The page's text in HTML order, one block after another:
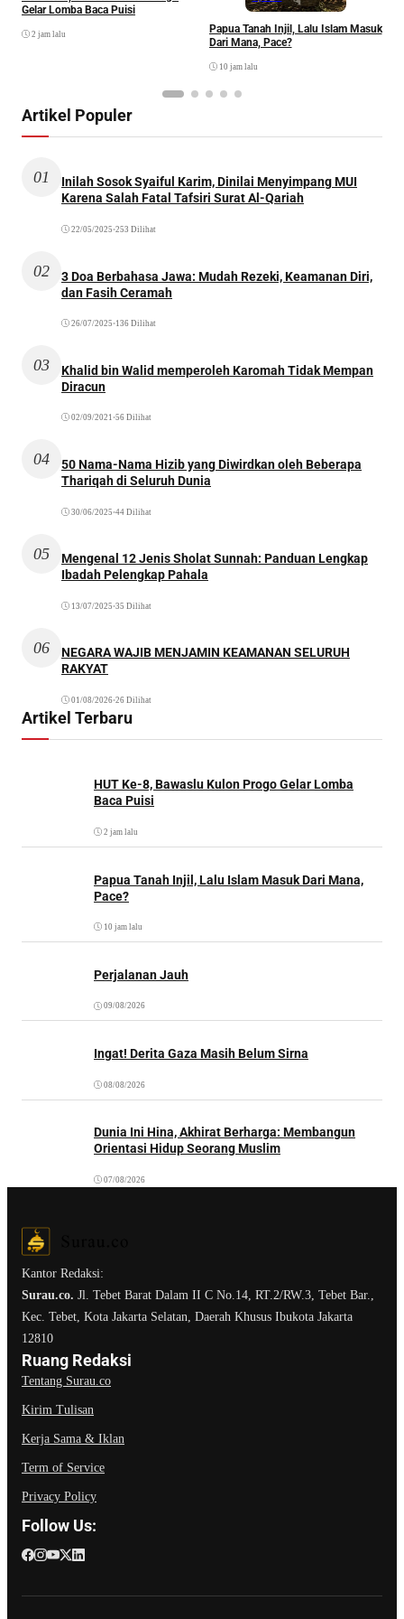
Gelar Lomba Baca Puisi
2 jam lalu
Papua Tanah Injil, Lalu Islam Masuk
Dari Mana, Pace?
10 jam lalu
Artikel Populer
01
Inilah Sosok Syaiful Karim, Dinilai Menyimpang MUI
Karena Salah Fatal Tafsiri Surat Al-Qariah
22/05/2025 •253 Dilihat
02
3 Doa Berbahasa Jawa: Mudah Rezeki, Keamanan Diri,
dan Fasih Ceramah
26/07/2025 •136 Dilihat
03
Khalid bin Walid memperoleh Karomah Tidak Mempan
Diracun
02/09/2021 •56 Dilihat
04
50 Nama-Nama Hizib yang Diwirdkan oleh Beberapa
Thariqah di Seluruh Dunia
30/06/2025 •44 Dilihat
05
Mengenal 12 Jenis Sholat Sunnah: Panduan Lengkap
Ibadah Pelengkap Pahala
13/07/2025 •35 Dilihat
06
NEGARA WAJIB MENJAMIN KEAMANAN SELURUH
RAKYAT
01/08/2026•26 Dilihat
Artikel Terbaru
HUT Ke-8, Bawaslu Kulon Progo Gelar Lomba
Baca Puisi
2 jam lalu
Papua Tanah Injil, Lalu Islam Masuk Dari Mana,
Pace?
10 jam lalu
Perjalanan Jauh
09/08/2026
Ingat! Derita Gaza Masih Belum Sirna
08/08/2026
Dunia Ini Hina, Akhirat Berharga: Membangun
Orientasi Hidup Seorang Muslim
07/08/2026
Kantor Redaksi:
Surau.co. Jl. Tebet Barat Dalam II C No.14, RT.2/RW.3, Tebet Bar.,
Kec. Tebet, Kota Jakarta Selatan, Daerah Khusus Ibukota Jakarta
12810
Ruang Redaksi
Tentang Surau.co
Kirim Tulisan
Kerja Sama & Iklan
Term of Service
Privacy Policy
Follow Us: